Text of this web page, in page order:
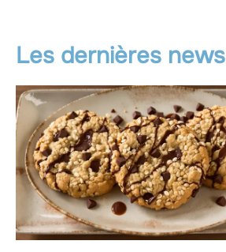
Les dernières news